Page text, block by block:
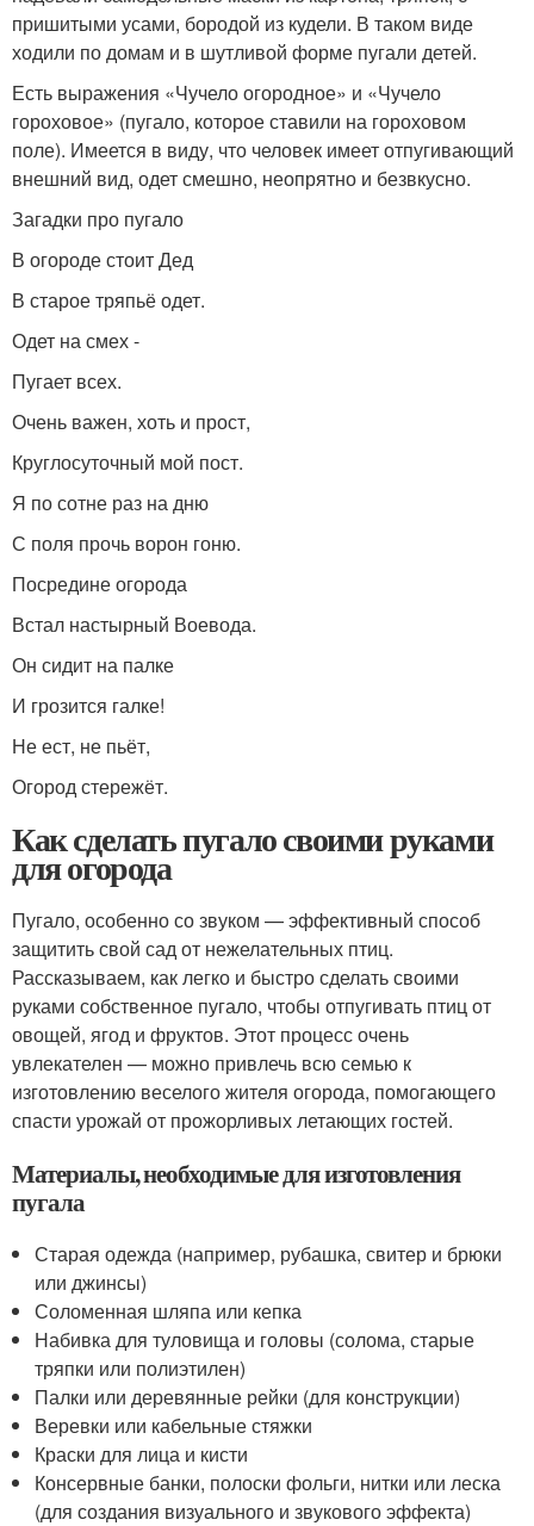
пришитыми усами, бородой из кудели. В таком виде
ходили по домам и в шутливой форме пугали детей.
Есть выражения «Чучело огородное» и «Чучело
гороховое» (пугало, которое ставили на гороховом
поле). Имеется в виду, что человек имеет отпугивающий
внешний вид, одет смешно, неопрятно и безвкусно.
Загадки про пугало
В огороде стоит Дед
В старое тряпьё одет.
Одет на смех -
Пугает всех.
Очень важен, хоть и прост,
Круглосуточный мой пост.
Я по сотне раз на дню
С поля прочь ворон гоню.
Посредине огорода
Встал настырный Воевода.
Он сидит на палке
И грозится галке!
Не ест, не пьёт,
Огород стережёт.
Как сделать пугало своими руками
для огорода
Пугало, особенно со звуком — эффективный способ
защитить свой сад от нежелательных птиц.
Рассказываем, как легко и быстро сделать своими
руками собственное пугало, чтобы отпугивать птиц от
овощей, ягод и фруктов. Этот процесс очень
увлекателен — можно привлечь всю семью к
изготовлению веселого жителя огорода, помогающего
спасти урожай от прожорливых летающих гостей.
Материалы, необходимые для изготовления
пугала
Старая одежда (например, рубашка, свитер и брюки
или джинсы)
Соломенная шляпа или кепка
Набивка для туловища и головы (солома, старые
тряпки или полиэтилен)
Палки или деревянные рейки (для конструкции)
Веревки или кабельные стяжки
Краски для лица и кисти
Консервные банки, полоски фольги, нитки или леска
(для создания визуального и звукового эффекта)